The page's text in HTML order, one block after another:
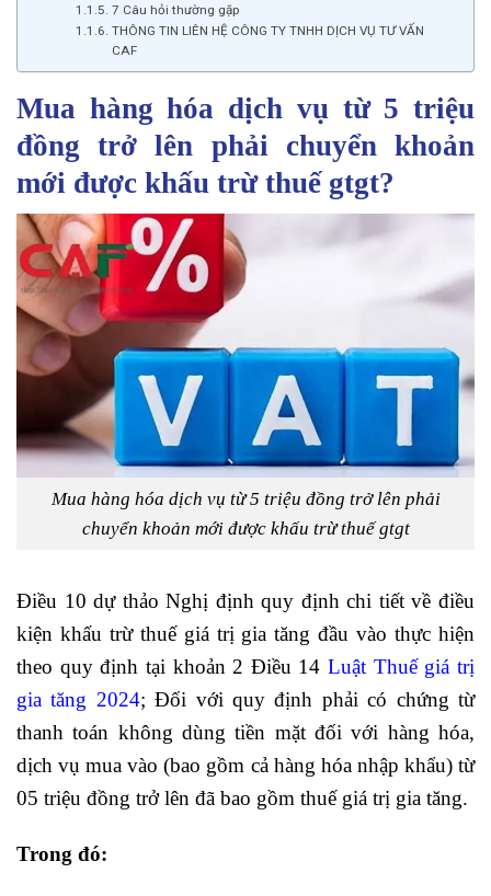
7 Câu hỏi thường gặp
THÔNG TIN LIÊN HỆ CÔNG TY TNHH DỊCH VỤ TƯ VẤN
CAF
Mua hàng hóa dịch vụ từ 5 triệu
đồng trở lên phải chuyển khoản
mới được khấu trừ thuế gtgt?
Mua hàng hóa dịch vụ từ 5 triệu đồng trở lên phải
chuyển khoản mới được khấu trừ thuế gtgt
Điều 10 dự thảo Nghị định quy định chi tiết về điều
kiện khấu trừ thuế giá trị gia tăng đầu vào thực hiện
theo quy định tại khoản 2 Điều 14Luật Thuế giá trị
gia tăng 2024; Đối với quy định phải có chứng từ
thanh toán không dùng tiền mặt đối với hàng hóa,
dịch vụ mua vào (bao gồm cả hàng hóa nhập khẩu) từ
05 triệu đồng trở lên đã bao gồm thuế giá trị gia tăng.
Trong đó: